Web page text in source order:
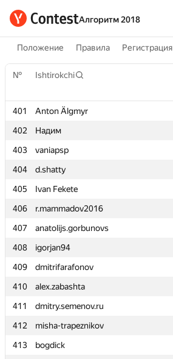
Алгоритм 2018
Положение Правила Регистрация
№ Ishtirokchi
401 Anton Älgmyr
402
Надим
403
vaniapsp
404
d.shatty
405
Ivan Fekete
406
r.mammadov2016
407
anatolijs.gorbunovs
408
igorjan94
409
dmitrifarafonov
410
alex.zabashta
411
dmitry.semenov.ru
412
misha-trapeznikov
413
bogdick
№ Ishtirokchi
401 Anton Älgmyr
402
Надим
403
vaniapsp
404
d.shatty
405
Ivan Fekete
406
r.mammadov2016
407
anatolijs.gorbunovs
408
igorjan94
409
dmitrifarafonov
410
alex.zabashta
411
dmitry.semenov.ru
412
misha-trapeznikov
413
bogdick